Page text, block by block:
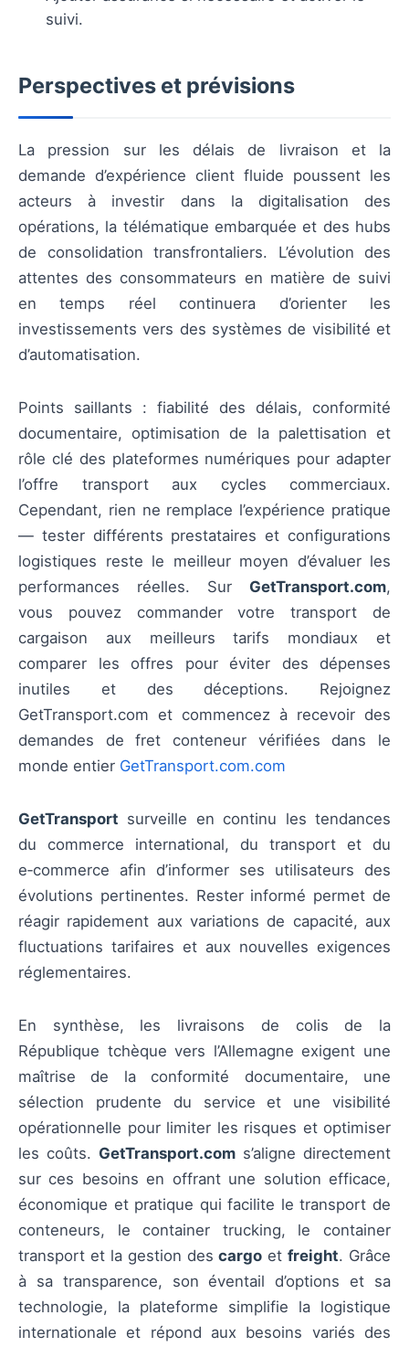
suivi.
Perspectives et prévisions
La pression sur les délais de livraison et la
demande d’expérience client fluide poussent les
acteurs à investir dans la digitalisation des
opérations, la télématique embarquée et des hubs
de consolidation transfrontaliers. L’évolution des
attentes des consommateurs en matière de suivi
en temps réel continuera d’orienter les
investissements vers des systèmes de visibilité et
d’automatisation.
Points saillants : fiabilité des délais, conformité
documentaire, optimisation de la palettisation et
rôle clé des plateformes numériques pour adapter
l’offre transport aux cycles commerciaux.
Cependant, rien ne remplace l’expérience pratique
— tester différents prestataires et configurations
logistiques reste le meilleur moyen d’évaluer les
performances réelles. Sur GetTransport.com,
vous pouvez commander votre transport de
cargaison aux meilleurs tarifs mondiaux et
comparer les offres pour éviter des dépenses
inutiles et des déceptions. Rejoignez
GetTransport.com et commencez à recevoir des
demandes de fret conteneur vérifiées dans le
monde entier GetTransport.com.com
GetTransport surveille en continu les tendances
du commerce international, du transport et du
e‑commerce afin d’informer ses utilisateurs des
évolutions pertinentes. Rester informé permet de
réagir rapidement aux variations de capacité, aux
fluctuations tarifaires et aux nouvelles exigences
réglementaires.
En synthèse, les livraisons de colis de la
République tchèque vers l’Allemagne exigent une
maîtrise de la conformité documentaire, une
sélection prudente du service et une visibilité
opérationnelle pour limiter les risques et optimiser
les coûts. GetTransport.com s’aligne directement
sur ces besoins en offrant une solution efficace,
économique et pratique qui facilite le transport de
conteneurs, le container trucking, le container
transport et la gestion descargo etfreight. Grâce
à sa transparence, son éventail d’options et sa
technologie, la plateforme simplifie la logistique
internationale et répond aux besoins variés des